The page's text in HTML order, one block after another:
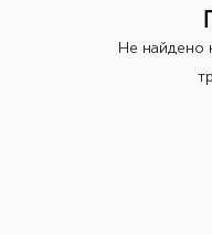
Не найдено